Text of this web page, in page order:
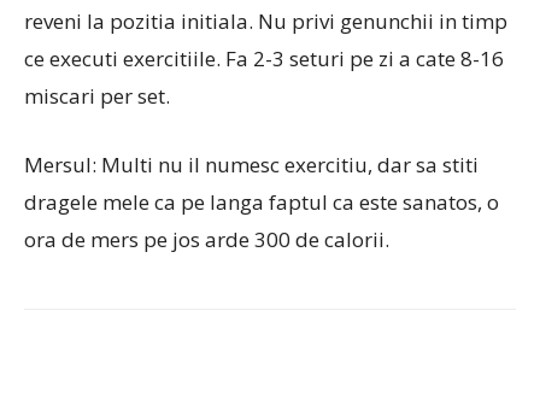
reveni la pozitia initiala. Nu privi genunchii in timp
ce executi exercitiile. Fa 2-3 seturi pe zi a cate 8-16
miscari per set.
Mersul: Multi nu il numesc exercitiu, dar sa stiti
dragele mele ca pe langa faptul ca este sanatos, o
ora de mers pe jos arde 300 de calorii.